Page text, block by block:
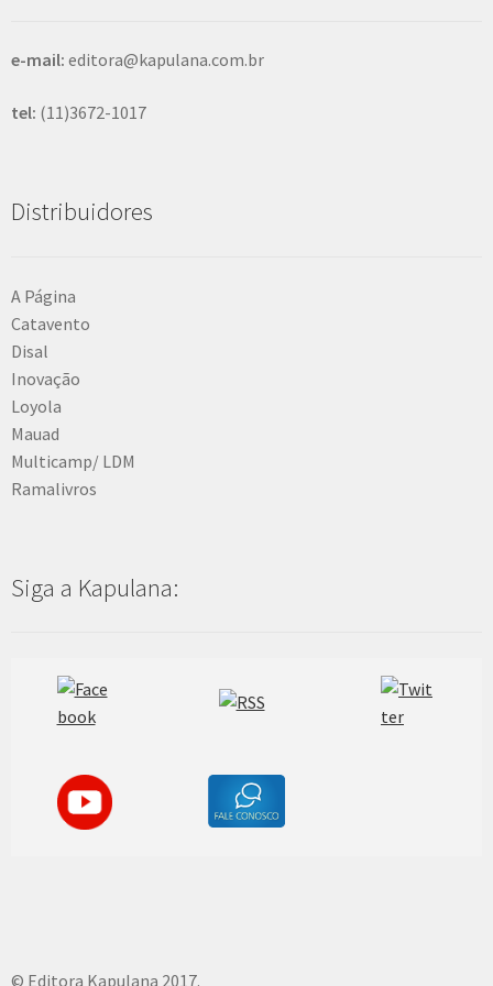
e-mail: editora@kapulana.com.br
tel: (11)3672-1017
Distribuidores
A Página
Catavento
Disal
Inovação
Loyola
Mauad
Multicamp/ LDM
Ramalivros
Siga a Kapulana:
© Editora Kapulana 2017.